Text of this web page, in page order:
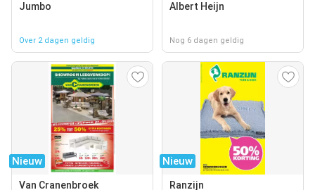
Jumbo
Over 2 dagen geldig
Albert Heijn
Nog 6 dagen geldig
Nieuw
Van Cranenbroek
Nieuw
Ranzijn